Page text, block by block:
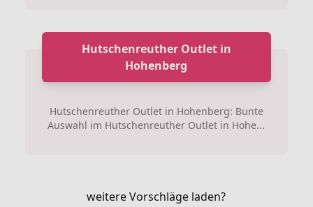
Hutschenreuther Outlet in
Hohenberg
Hutschenreuther Outlet in Hohenberg: Bunte
Auswahl im Hutschenreuther Outlet in Hohe...
weitere Vorschläge laden?